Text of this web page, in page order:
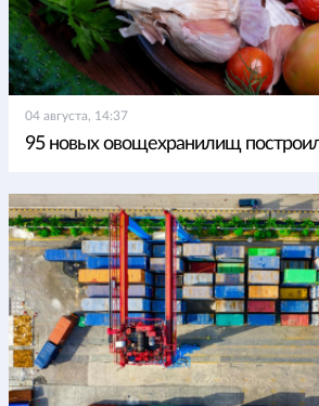
04 августа, 14:37
95 новых овощехранилищ